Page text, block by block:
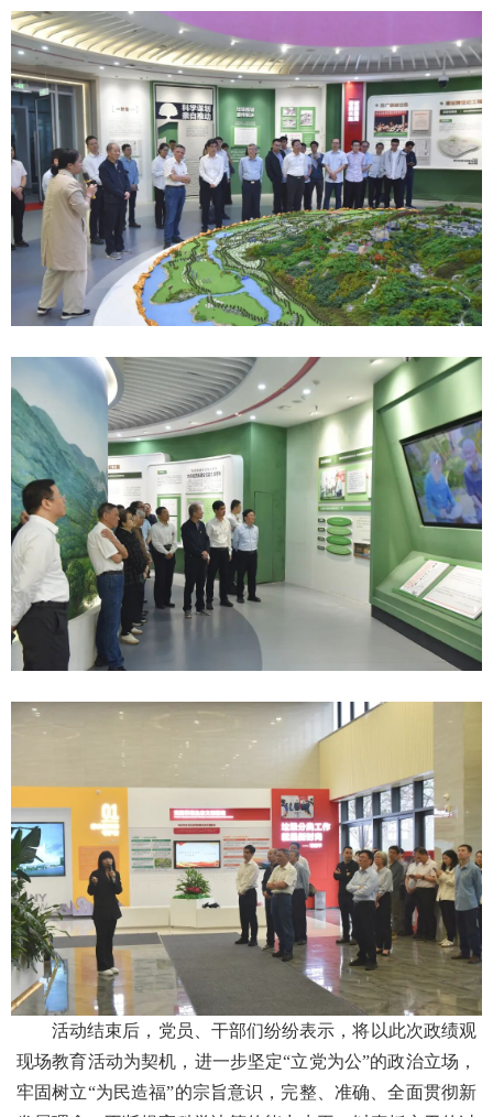
活动结束后，党员、干部们纷纷表示，将以此次政绩观
现场教育活动为契机，进一步坚定“立党为公”的政治立场，
牢固树立“为民造福”的宗旨意识，完整、准确、全面贯彻新